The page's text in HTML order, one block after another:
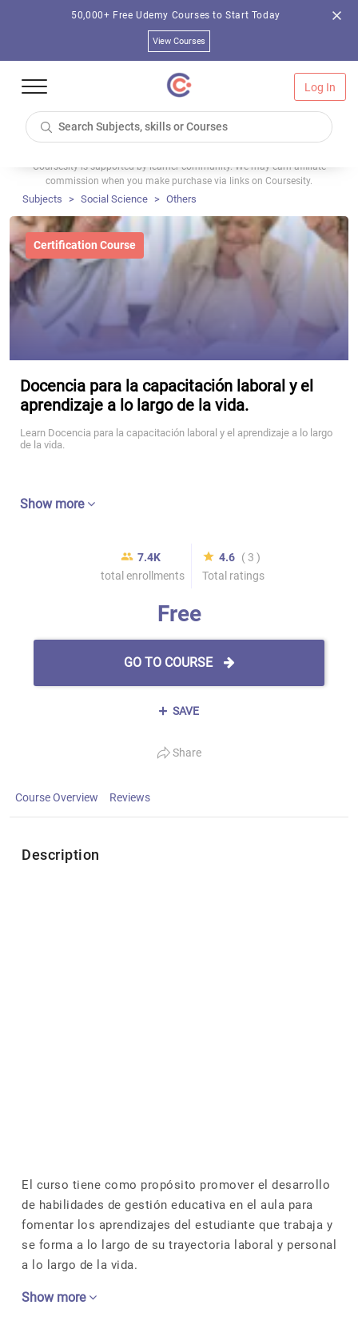
50,000+ Free Udemy Courses to Start Today
View Courses
Log In
Coursesity is supported by learner community. We may earn affiliate
commission when you make purchase via links on Coursesity.
Subjects Social Science Others
Certification Course
Docencia para la capacitación laboral y el
aprendizaje a lo largo de la vida.
Learn Docencia para la capacitación laboral y el aprendizaje a lo largo
de la vida.
Show more
7.4K
total enrollments
4.6 ( 3 )
Total ratings
Free
GO TO COURSE
SAVE
Share
Course Overview Reviews
Description
El curso tiene como propósito promover el desarrollo
de habilidades de gestión educativa en el aula para
fomentar los aprendizajes del estudiante que trabaja y
se forma a lo largo de su trayectoria laboral y personal
a lo largo de la vida.
Show more